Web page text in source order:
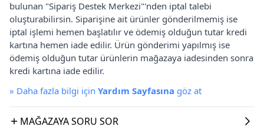
bulunan "Sipariş Destek Merkezi"'nden iptal talebi
oluşturabilirsin. Siparişine ait ürünler gönderilmemiş ise
iptal işlemi hemen başlatılır ve ödemiş olduğun tutar kredi
kartına hemen iade edilir. Ürün gönderimi yapılmış ise
ödemiş olduğun tutar ürünlerin mağazaya iadesinden sonra
kredi kartına iade edilir.
» Daha fazla bilgi için Yardım Sayfasına göz at
MAĞAZAYA SORU SOR